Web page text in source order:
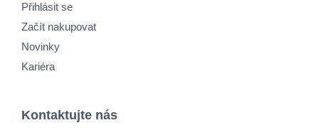
Přihlásit se
Začít nakupovat
Novinky
Kariéra
Kontaktujte nás